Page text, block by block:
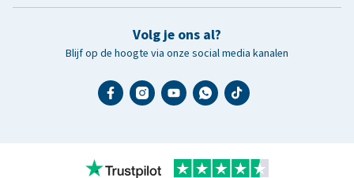
Volg je ons al?
Blijf op de hoogte via onze social media kanalen